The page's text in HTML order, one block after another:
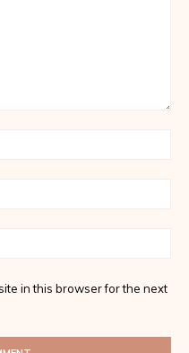
in this browser for the next